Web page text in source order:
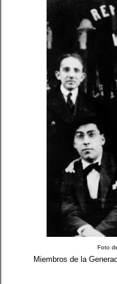
Foto
Miembros de la